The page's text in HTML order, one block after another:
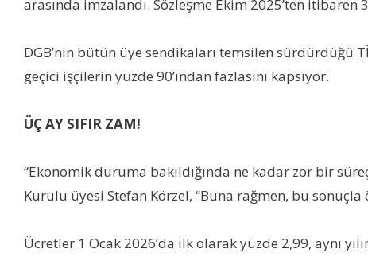
arasında imzalandı. Sözleşme Ekim 2025’ten itibaren
DGB’nin bütün üye sendikaları temsilen sürdürdüğü
geçici işçilerin yüzde 90’ından fazlasını kapsıyor.
ÜÇ AY SIFIR ZAM!
“Ekonomik duruma bakıldığında ne kadar zor bir
Kurulu üyesi Stefan Körzel, “Buna rağmen, bu
Ücretler 1 Ocak 2026’da ilk olarak yüzde 2,99, aynı